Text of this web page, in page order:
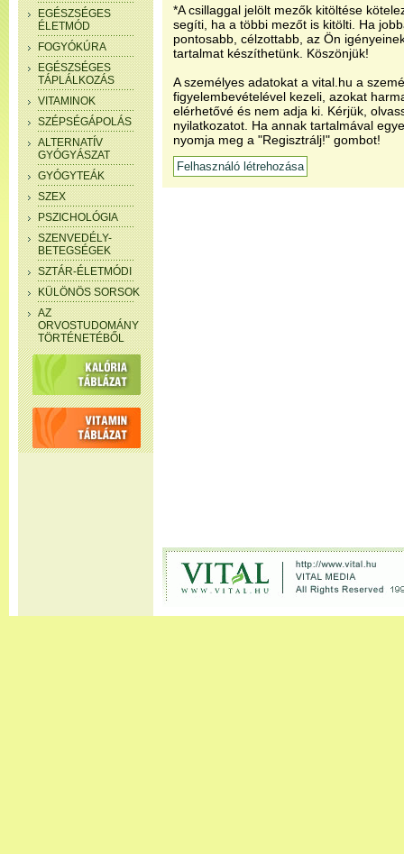
EGÉSZSÉGES
ÉLETMÓD
FOGYÓKÚRA
EGÉSZSÉGES
TÁPLÁLKOZÁS
VITAMINOK
SZÉPSÉGÁPOLÁS
ALTERNATÍV
GYÓGYÁSZAT
GYÓGYTEÁK
SZEX
PSZICHOLÓGIA
SZENVEDÉLY-
BETEGSÉGEK
SZTÁR-ÉLETMÓDI
KÜLÖNÖS SORSOK
AZ
ORVOSTUDOMÁNY
TÖRTÉNETÉBŐL
*A csillaggal jelölt mezők kitöltése
segíti, ha a többi mezőt is kitölti. Ha
pontosabb, célzottabb, az Ön
tartalmat készíthetünk. Köszönjük!
A személyes adatokat a vital.hu a
figyelembevételével kezeli, azokat
elérhetővé és nem adja ki. Kérjük,
nyilatkozatot. Ha annak tartalmával
nyomja meg a "Regisztrálj!" gombot!